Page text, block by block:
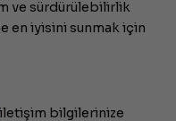
ve sürdürülebilirlik
en iyisini sunmak için
iletişim bilgilerinize